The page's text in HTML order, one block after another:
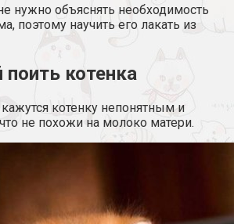
нужно объяснять необходимость
поэтому научить его лакать из
котенка
котенку непонятным и
не похожи на молоко матери.